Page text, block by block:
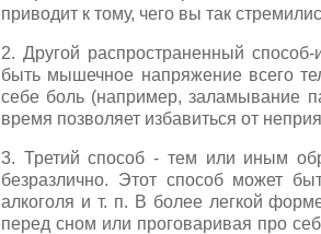
приводит к тому, чего вы так
2. Другой распространенный
быть мышечное напряжение всего
себе боль (например, заламывание
время позволяет избавиться от
3. Третий способ - тем или иным
безразлично. Этот способ может
алкоголя и т. п. В более легкой
перед сном или проговаривая про